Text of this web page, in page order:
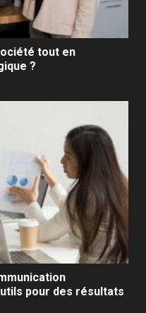
tout en
?
pour des résultats